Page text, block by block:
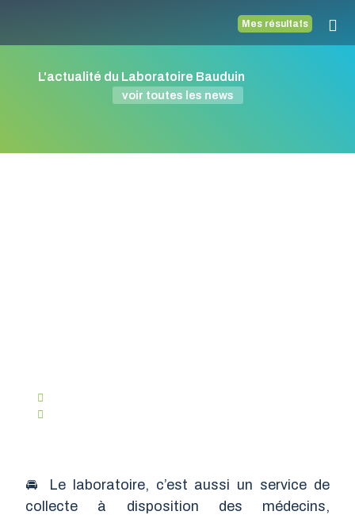
Mes résultats
L'actualité du Laboratoire Bauduin
voir toutes les news
🚘 Le laboratoire, c’est aussi un service de
collecte à disposition des médecins,